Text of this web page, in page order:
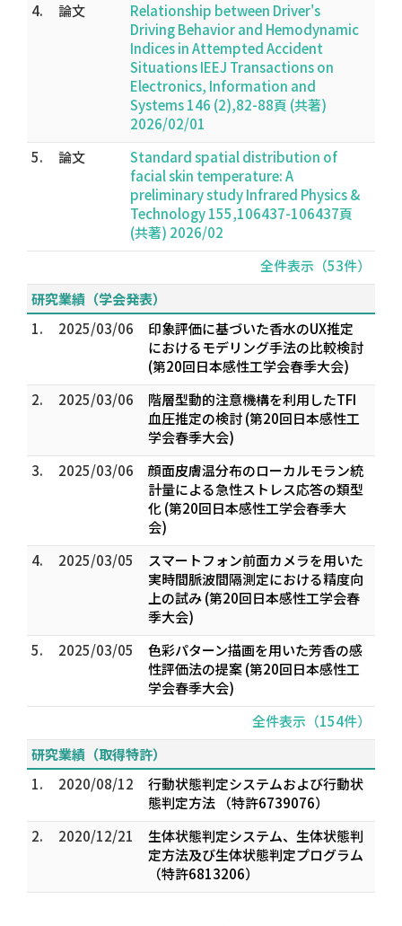
4.
論文
Relationship between Driver's
Driving Behavior and Hemodynamic
Indices in Attempted Accident
Situations IEEJ Transactions on
Electronics, Information and
Systems 146 (2),82-88頁 (共著)
2026/02/01
5.
論文
Standard spatial distribution of
facial skin temperature: A
preliminary study Infrared Physics &
Technology 155,106437-106437頁
(共著) 2026/02
全件表示（53件）
研究業績（学会発表）
1.
2025/03/06
印象評価に基づいた香水のUX推定
におけるモデリング手法の比較検討
(第20回日本感性工学会春季大会)
2.
2025/03/06
階層型動的注意機構を利用したTFI
血圧推定の検討 (第20回日本感性工
学会春季大会)
3.
2025/03/06
顔面皮膚温分布のローカルモラン統
計量による急性ストレス応答の類型
化 (第20回日本感性工学会春季大
会)
4.
2025/03/05
スマートフォン前面カメラを用いた
実時間脈波間隔測定における精度向
上の試み (第20回日本感性工学会春
季大会)
5.
2025/03/05
色彩パターン描画を用いた芳香の感
性評価法の提案 (第20回日本感性工
学会春季大会)
全件表示（154件）
研究業績（取得特許）
1.
2020/08/12
行動状態判定システムおよび行動状
態判定方法 （特許6739076）
2.
2020/12/21
生体状態判定システム、生体状態判
定方法及び生体状態判定プログラム
（特許6813206）